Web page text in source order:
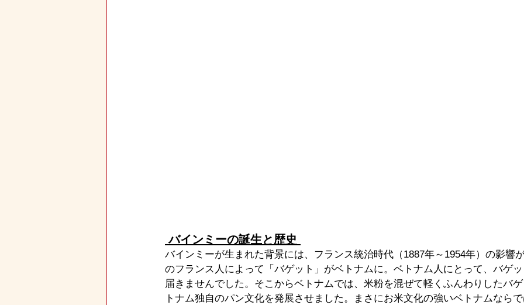
バインミーの誕生と歴史
バインミーが生まれた背景には、フランス統治時代（1887年～1954年）の影響
のフランス人によって「バゲット」がベトナムに。ベトナム人にとって、バゲ
届きませんでした。そこからベトナムでは、米粉を混ぜて軽くふんわりしたバ
トナム独自のパン文化を発展させました。まさにお米文化の強いベトナムなら